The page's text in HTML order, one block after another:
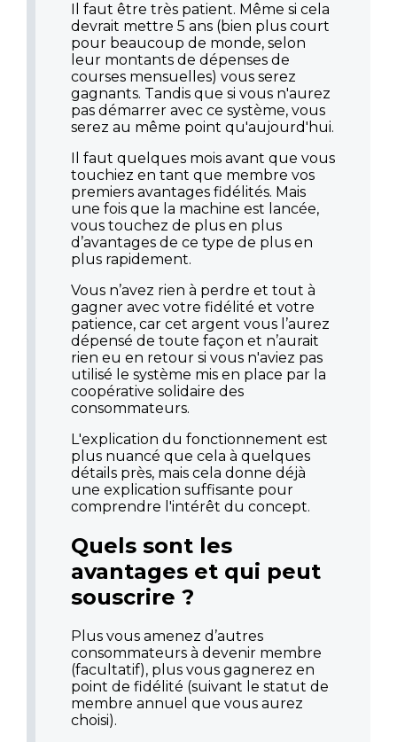
Il faut être très patient. Même si cela
devrait mettre 5 ans (bien plus court
pour beaucoup de monde, selon
leur montants de dépenses de
courses mensuelles) vous serez
gagnants. Tandis que si vous n'aurez
pas démarrer avec ce système, vous
serez au même point qu'aujourd'hui.
Il faut quelques mois avant que vous
touchiez en tant que membre vos
premiers avantages fidélités. Mais
une fois que la machine est lancée,
vous touchez de plus en plus
d’avantages de ce type de plus en
plus rapidement.
Vous n’avez rien à perdre et tout à
gagner avec votre fidélité et votre
patience, car cet argent vous l’aurez
dépensé de toute façon et n’aurait
rien eu en retour si vous n'aviez pas
utilisé le système mis en place par la
coopérative solidaire des
consommateurs.
L'explication du fonctionnement est
plus nuancé que cela à quelques
détails près, mais cela donne déjà
une explication suffisante pour
comprendre l'intérêt du concept.
Quels sont les
avantages et qui peut
souscrire ?
Plus vous amenez d’autres
consommateurs à devenir membre
(facultatif), plus vous gagnerez en
point de fidélité (suivant le statut de
membre annuel que vous aurez
choisi).